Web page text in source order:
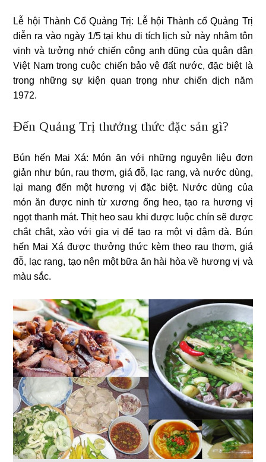
Lễ hội Thành Cổ Quảng Trị: Lễ hội Thành cổ Quảng Trị
diễn ra vào ngày 1/5 tại khu di tích lịch sử này nhằm tôn
vinh và tưởng nhớ chiến công anh dũng của quân dân
Việt Nam trong cuộc chiến bảo vệ đất nước, đặc biệt là
trong những sự kiện quan trọng như chiến dịch năm
1972.
Đến Quảng Trị thưởng thức đặc sản gì?
Bún hến Mai Xá: Món ăn với những nguyên liệu đơn
giản như bún, rau thơm, giá đỗ, lạc rang, và nước dùng,
lại mang đến một hương vị đặc biệt. Nước dùng của
món ăn được ninh từ xương ống heo, tạo ra hương vị
ngọt thanh mát. Thịt heo sau khi được luộc chín sẽ được
chắt chắt, xào với gia vị để tạo ra một vị đậm đà. Bún
hến Mai Xá được thưởng thức kèm theo rau thơm, giá
đỗ, lạc rang, tạo nên một bữa ăn hài hòa về hương vị và
màu sắc.